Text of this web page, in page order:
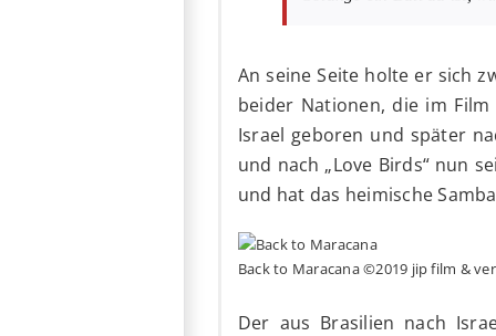
An seine Seite holte er sich
beider Nationen, die im
Israel geboren und später
und nach „Love Birds“ nun
und hat das heimische
Back to Maracana ©2019 jip film &
Der aus Brasilien nach